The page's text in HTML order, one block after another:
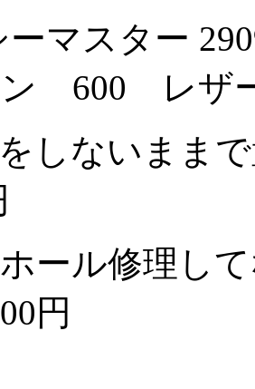
マスター
ン 600 レザ
しないまま
ール修理し
円